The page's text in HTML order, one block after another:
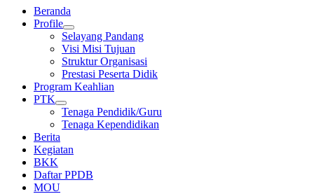
Beranda
Profile
Selayang Pandang
Visi Misi Tujuan
Struktur Organisasi
Prestasi Peserta Didik
Program Keahlian
PTK
Tenaga Pendidik/Guru
Tenaga Kependidikan
Berita
Kegiatan
BKK
Daftar PPDB
MOU